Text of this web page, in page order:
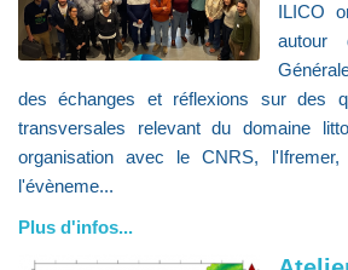
ILICO
autour
des échanges et réflexions sur des
transversales relevant du domaine
organisation avec le CNRS,
l'évèneme...
Plus d'infos...